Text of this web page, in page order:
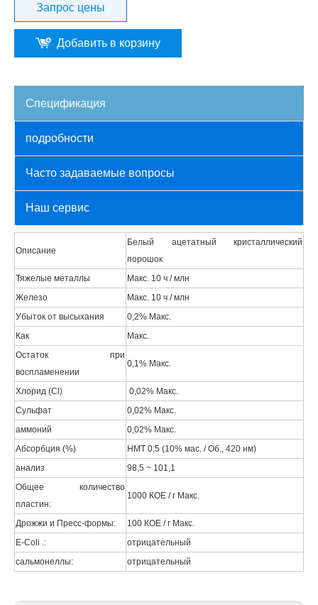
Запрос цены
Добавить в корзину
Спецификация
подробности
Часто задаваемые вопросы
Наш сервис
Описание
Белый ацетатный кристаллический
порошок
Тяжелые металлы
Макс. 10 ч / млн
Железо
Макс. 10 ч / млн
Убыток от высыхания
0,2% Макс.
Как
Макс.
Остаток при
воспламенении
0,1% Макс.
Хлорид (Cl)
0,02% Макс.
Сульфат
0,02% Макс.
аммоний
0,02% Макс.
Абсорбция (%)
НМТ 0,5 (10% мас. / Об., 420 нм)
анализ
98,5 ~ 101,1
Общее количество
пластин:
1000 КОЕ / г Макс.
Дрожжи и Пресс-формы:
100 КОЕ / г Макс.
E-Coli .:
отрицательный
сальмонеллы:
отрицательный